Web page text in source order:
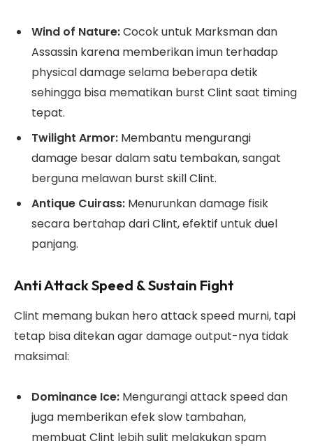
Wind of Nature:Cocok untuk Marksman dan
Assassin karena memberikan imun terhadap
physical damage selama beberapa detik
sehingga bisa mematikan burst Clint saat timing
tepat.
Twilight Armor: Membantu mengurangi
damage besar dalam satu tembakan, sangat
berguna melawan burst skill Clint.
Antique Cuirass: Menurunkan damage fisik
secara bertahap dari Clint, efektif untuk duel
panjang.
Anti Attack Speed & Sustain Fight
Clint memang bukan hero attack speed murni, tapi
tetap bisa ditekan agar damage output-nya tidak
maksimal:
Dominance Ice: Mengurangi attack speed dan
juga memberikan efek slow tambahan,
membuat Clint lebih sulit melakukan spam